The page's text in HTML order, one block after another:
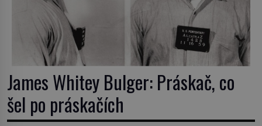
James Whitey Bulger: Práskač, co
šel po práskačích